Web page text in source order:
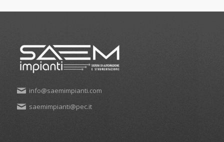
info@saemimpianti.com
saemimpianti@pec.it